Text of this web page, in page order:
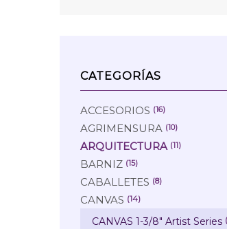
CATEGORÍAS
ACCESORIOS (16)
AGRIMENSURA (10)
ARQUITECTURA (11)
BARNIZ (15)
CABALLETES (8)
CANVAS (14)
CANVAS 1-3/8" Artist Series